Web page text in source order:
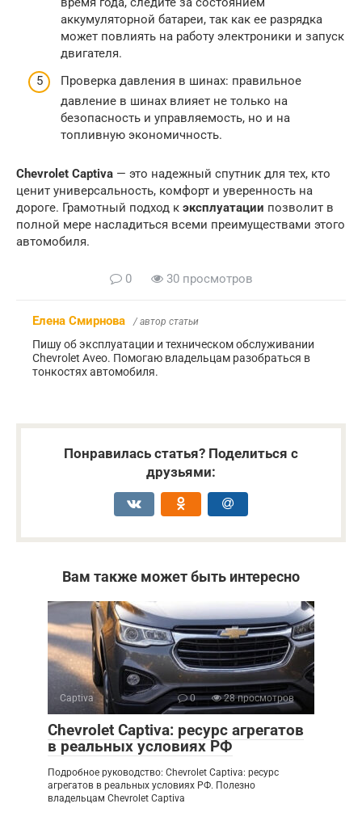
аккумуляторной батареи, так как ее разрядка
может повлиять на работу электроники и запуск
двигателя.
Проверка давления в шинах: правильное
давление в шинах влияет не только на
безопасность и управляемость, но и на
топливную экономичность.
Chevrolet Captiva — это надежный спутник для тех, кто
ценит универсальность, комфорт и уверенность на
дороге. Грамотный подход к эксплуатации позволит в
полной мере насладиться всеми преимуществами этого
автомобиля.
0 30 просмотров
Елена Смирнова / автор статьи
Пишу об эксплуатации и техническом обслуживании
Chevrolet Aveo. Помогаю владельцам разобраться в
тонкостях автомобиля.
Понравилась статья? Поделиться с
друзьями:
Вам также может быть интересно
Captiva 0 28 просмотров
Chevrolet Captiva: ресурс агрегатов
в реальных условиях РФ
Подробное руководство: Chevrolet Captiva: ресурс
агрегатов в реальных условиях РФ. Полезно
владельцам Chevrolet Captiva